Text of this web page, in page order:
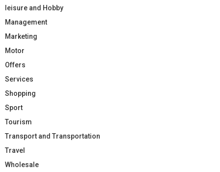
leisure and Hobby
Management
Marketing
Motor
Offers
Services
Shopping
Sport
Tourism
Transport and Transportation
Travel
Wholesale